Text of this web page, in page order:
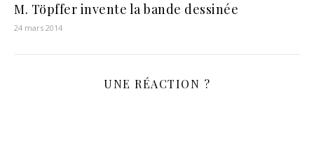
M. Töpffer invente la bande dessinée
24 mars 2014
UNE RÉACTION ?